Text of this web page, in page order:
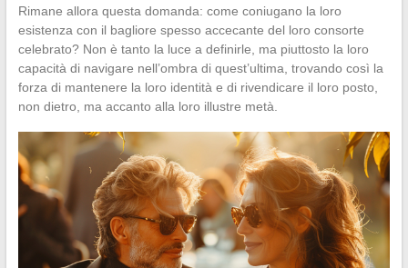
Rimane allora questa domanda: come coniugano la loro
esistenza con il bagliore spesso accecante del loro consorte
celebrato? Non è tanto la luce a definirle, ma piuttosto la loro
capacità di navigare nell’ombra di quest’ultima, trovando così la
forza di mantenere la loro identità e di rivendicare il loro posto,
non dietro, ma accanto alla loro illustre metà.